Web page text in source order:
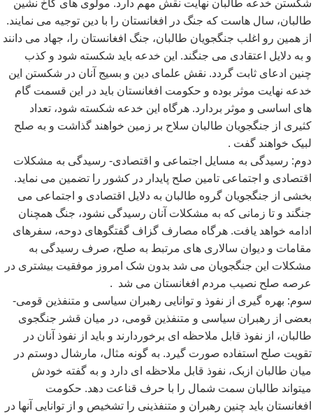
شکستن خدعه طالبان نهایت نقش مهم دارد. مولوی های کاخ نشین
طالبان، سال هاست که جنگ در افغانستان را با دین توجیه می نمایند.
از همین رو اغلب جنگجویان طالبان، جنگ افغانستان را، جهاد می دانند
و به دلایل اعتقادی می جنگند. این خدعه باید شکسته شود و کذب
چنین ادعای ثابت گردد. نقش علمای دین و بسیج آنان در شکستن این
خدعه نهایت موثر بوده و حکومت افغانستان باید در این قسمت گام
های اساسی و موثر بردارد. هرگاه این خدعه شکسته شود، تعداد
کثیری از جنگجویان طالبان سلاح بر زمین خواهند گذاشت و به صلح
لبیک خواهند گفت .
دوم: رسیدگی به مسایل اجتماعی و اقتصادی- رسیدگی به مشکلات
اقتصادی و اجتماعی تامین صلح پایدار در کشور را تضمین می نماید.
بخشی از جنگجویان گروه طالبان به دلایل اقتصادی و اجتماعی می
جنگند و تا زمانی که به مشکلات آنان رسیدگی نشود، جنگ همچنان
ادامه خواهد یافت. هرگاه مصارف گزاف گفتگوهای دوحه، سفرهای
مقامات و دیوان سالاری های مرتبط به صلح، صرف رسیدگی به
مشکلات این جنگجویان می شد بدون شک امروز موفقیت بیشتری در
عرصه صلح نصیب مردم افغانستان می شد .
سوم: بهره گیری از نفوذ و توانایی رهبران سیاسی و متنفذین قومی-
بعضی از رهبران سیاسی و متنفذین قومی، در میان قشر جنگجوی
طالبان، از نفوذ قابل ملاحظه ای برخوردارند و باید از نفوذ آنان در
تقویت صلح استفاده صورت گیرد. به گونه مثال، مارشال دوستم در
میان طالبان ازبک، نفوذ قابل ملاحظه ای دارد و به گفته خودش
میتواند طالبان سمت شمال را با حرف قناعت دهد. حکومت
افغانستان باید چنین رهبران و متنفذینی را تشخیص و از توانایی آنها در